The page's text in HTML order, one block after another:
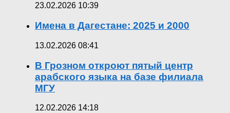
23.02.2026 10:39
Имена в Дагестане: 2025 и 2000
13.02.2026 08:41
В Грозном откроют пятый центр
арабского языка на базе филиала
МГУ
12.02.2026 14:18